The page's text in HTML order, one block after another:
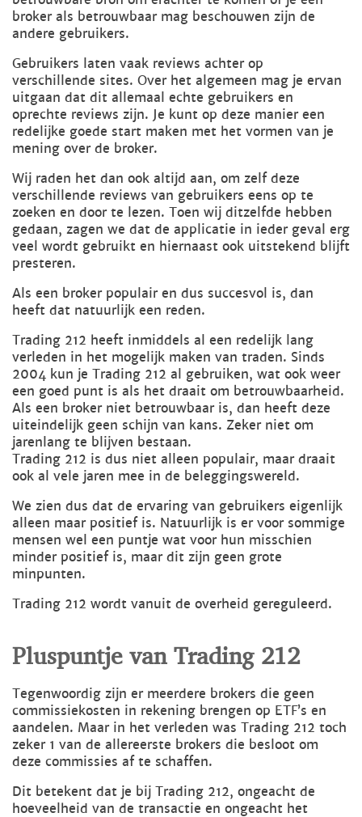
broker als betrouwbaar mag beschouwen zijn de
andere gebruikers.
Gebruikers laten vaak reviews achter op
verschillende sites. Over het algemeen mag je ervan
uitgaan dat dit allemaal echte gebruikers en
oprechte reviews zijn. Je kunt op deze manier een
redelijke goede start maken met het vormen van je
mening over de broker.
Wij raden het dan ook altijd aan, om zelf deze
verschillende reviews van gebruikers eens op te
zoeken en door te lezen. Toen wij ditzelfde hebben
gedaan, zagen we dat de applicatie in ieder geval erg
veel wordt gebruikt en hiernaast ook uitstekend blijft
presteren.
Als een broker populair en dus succesvol is, dan
heeft dat natuurlijk een reden.
Trading 212 heeft inmiddels al een redelijk lang
verleden in het mogelijk maken van traden. Sinds
2004 kun je Trading 212 al gebruiken, wat ook weer
een goed punt is als het draait om betrouwbaarheid.
Als een broker niet betrouwbaar is, dan heeft deze
uiteindelijk geen schijn van kans. Zeker niet om
jarenlang te blijven bestaan.
Trading 212 is dus niet alleen populair, maar draait
ook al vele jaren mee in de beleggingswereld.
We zien dus dat de ervaring van gebruikers eigenlijk
alleen maar positief is. Natuurlijk is er voor sommige
mensen wel een puntje wat voor hun misschien
minder positief is, maar dit zijn geen grote
minpunten.
Trading 212 wordt vanuit de overheid gereguleerd.
Pluspuntje van Trading 212
Tegenwoordig zijn er meerdere brokers die geen
commissiekosten in rekening brengen op ETF’s en
aandelen. Maar in het verleden was Trading 212 toch
zeker 1 van de allereerste brokers die besloot om
deze commissies af te schaffen.
Dit betekent dat je bij Trading 212, ongeacht de
hoeveelheid van de transactie en ongeacht het